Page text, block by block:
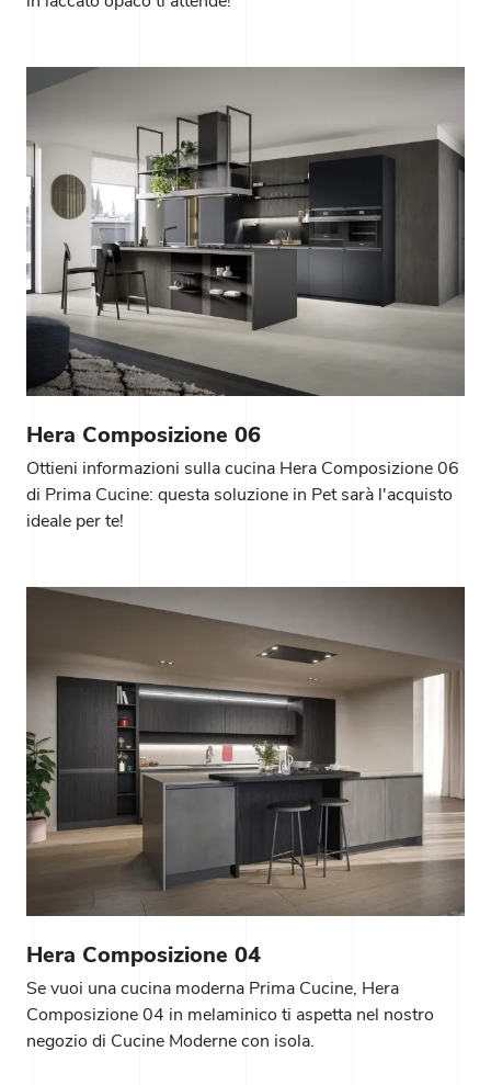
Hera Composizione 06
Ottieni informazioni sulla cucina Hera Composizione 06
di Prima Cucine: questa soluzione in Pet sarà l'acquisto
ideale per te!
Hera Composizione 04
Se vuoi una cucina moderna Prima Cucine, Hera
Composizione 04 in melaminico ti aspetta nel nostro
negozio di Cucine Moderne con isola.